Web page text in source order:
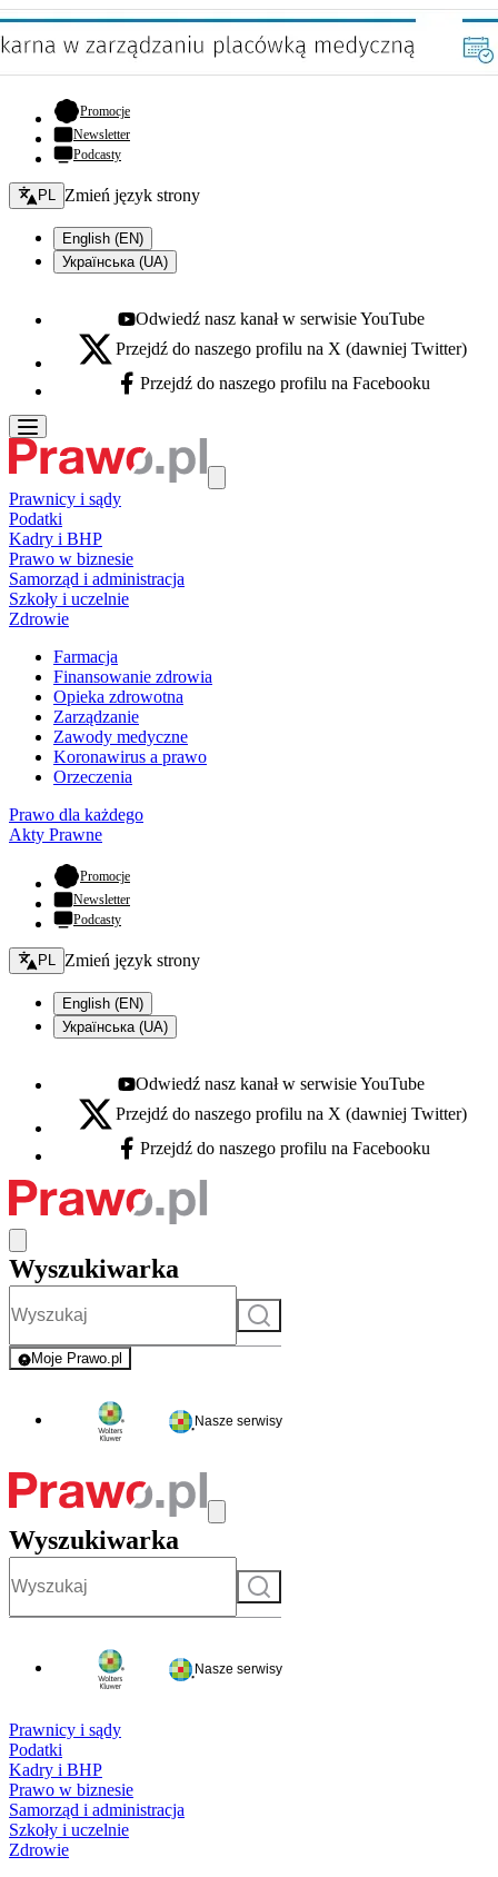
Promocje- otwiera się w nowej karcie
Newsletter
Podcasty
Zmień język - bieżący:
PL Zmień język strony
English (EN)
Українська (UA)
Youtube - otwiera się w nowej karcie
Odwiedź nasz kanał w serwisie YouTube
X - otwiera się w nowej karcie
Przejdź do naszego profilu na X (dawniej Twitter)
Facebook - otwiera się w nowej karcie
Przejdź do naszego profilu na Facebooku
Prawnicy i sądy
Podatki
Kadry i BHP
Prawo w biznesie
Samorząd i administracja
Szkoły i uczelnie
Zdrowie
Farmacja
Finansowanie zdrowia
Opieka zdrowotna
Zarządzanie
Zawody medyczne
Koronawirus a prawo
Orzeczenia
Prawo dla każdego
Akty Prawne
Promocje- otwiera się w nowej karcie
Newsletter
Podcasty
Zmień język - bieżący:
PL Zmień język strony
English (EN)
Українська (UA)
Youtube - otwiera się w nowej karcie
Odwiedź nasz kanał w serwisie YouTube
X - otwiera się w nowej karcie
Przejdź do naszego profilu na X (dawniej Twitter)
Facebook - otwiera się w nowej karcie
Przejdź do naszego profilu na Facebooku
Wyszukiwarka
Szukaj
Moje Prawo.pl
- rejestracja i logowanie do serwisu
Nasze serwisy
Wyszukiwarka
Szukaj
Nasze serwisy
Prawnicy i sądy
Podatki
Kadry i BHP
Prawo w biznesie
Samorząd i administracja
Szkoły i uczelnie
Zdrowie